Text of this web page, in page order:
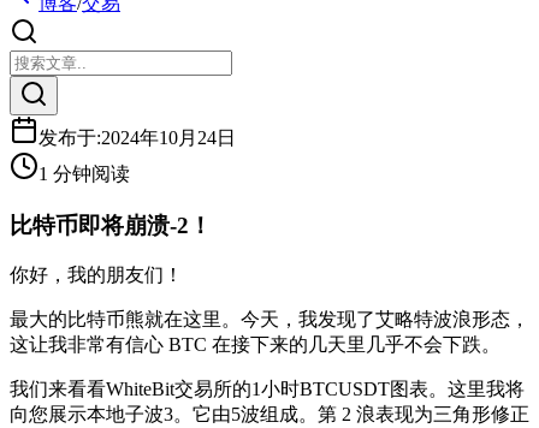
发布于:2024年10月24日
1 分钟阅读
比特币即将崩溃-2！
你好，我的朋友们！
最大的比特币熊就在这里。今天，我发现了艾略特波浪形态，
这让我非常有信心 BTC 在接下来的几天里几乎不会下跌。
我们来看看WhiteBit交易所的1小时BTCUSDT图表。这里我将
向您展示本地子波3。它由5波组成。第 2 浪表现为三角形修正